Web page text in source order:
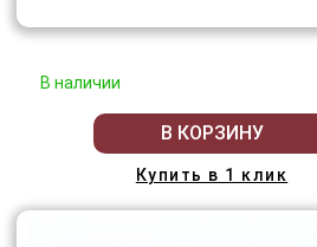
В наличии
В КОРЗИНУ
Купить в 1 клик